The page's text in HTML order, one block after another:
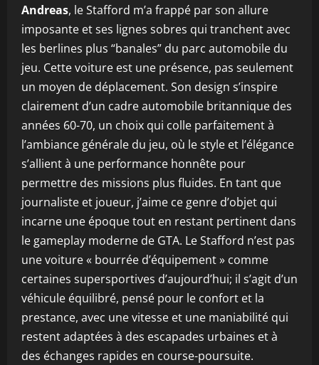
Andreas, le Stafford m’a frappé par son allure
imposante et ses lignes sobres qui tranchent avec
les berlines plus “banales” du parc automobile du
jeu. Cette voiture est une présence, pas seulement
un moyen de déplacement. Son design s’inspire
clairement d’un cadre automobile britannique des
années 60-70, un choix qui colle parfaitement à
l’ambiance générale du jeu, où le style et l’élégance
s’allient à une performance honnête pour
permettre des missions plus fluides. En tant que
journaliste et joueur, j’aime ce genre d’objet qui
incarne une époque tout en restant pertinent dans
le gameplay moderne de GTA. Le Stafford n’est pas
une voiture « bourrée d’équipement » comme
certaines supersportives d’aujourd’hui; il s’agit d’un
véhicule équilibré, pensé pour le confort et la
prestance, avec une vitesse et une maniabilité qui
restent adaptées à des escapades urbaines et à
des échanges rapides en course-poursuite.